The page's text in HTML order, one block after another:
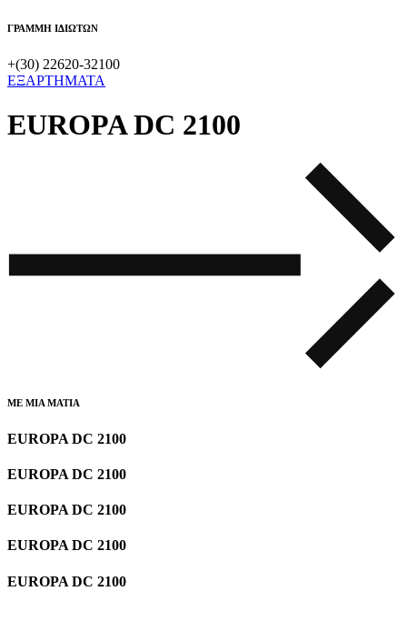
ΓΡΑΜΜΗ ΙΔΙΩΤΩΝ
+(30) 22620-32100
ΕΞΑΡΤΗΜΑΤΑ
EUROPA DC 2100
ΜΕ ΜΙΑ ΜΑΤΙΑ
EUROPA DC 2100
EUROPA DC 2100
EUROPA DC 2100
EUROPA DC 2100
EUROPA DC 2100